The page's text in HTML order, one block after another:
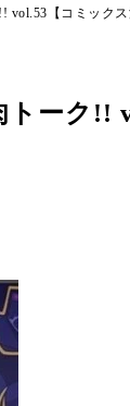
vol.53【コミックス
トーク!!